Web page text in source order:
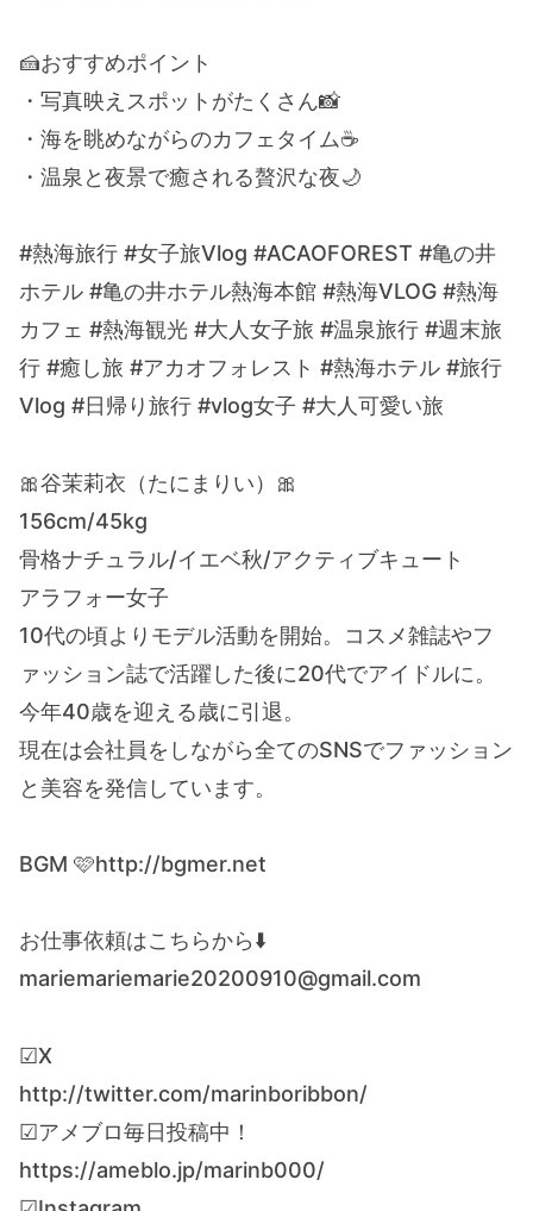
🍰おすすめポイント
・写真映えスポットがたくさん📸
・海を眺めながらのカフェタイム☕️
・温泉と夜景で癒される贅沢な夜🌙
#熱海旅行 #女子旅Vlog #ACAOFOREST #亀の井
ホテル #亀の井ホテル熱海本館 #熱海VLOG #熱海
カフェ #熱海観光 #大人女子旅 #温泉旅行 #週末旅
行 #癒し旅 #アカオフォレスト #熱海ホテル #旅行
Vlog #日帰り旅行 #vlog女子 #大人可愛い旅
🎀谷茉莉衣（たにまりい）🎀
156cm/45kg
骨格ナチュラル/イエベ秋/アクティブキュート
アラフォー女子
10代の頃よりモデル活動を開始。コスメ雑誌やフ
ァッション誌で活躍した後に20代でアイドルに。
今年40歳を迎える歳に引退。
現在は会社員をしながら全てのSNSでファッション
と美容を発信しています。
BGM 🩷http://bgmer.net
お仕事依頼はこちらから⬇️
mariemariemarie20200910@gmail.com
☑︎X
http://twitter.com/marinboribbon/
☑︎アメブロ毎日投稿中！
https://ameblo.jp/marinb000/